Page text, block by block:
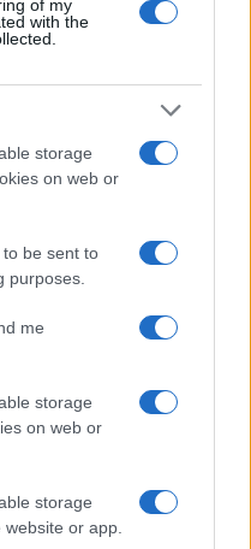
of my
with the
storage
on web or
be sent to
purposes.
me
storage
on web or
storage
or app.
hivatalos
vezetésnek,
a szaúdi F–35-
más közel-keleti
jutnak,
Izrael ezért
az Egyesült Arab
blokkolta
szerint szerint
kap is, legalább
leszállításáig – ez